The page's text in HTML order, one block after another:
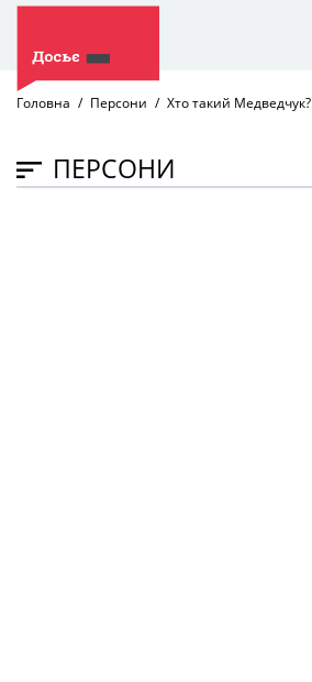
Головна Персони Хто такий Медведчук?
ПЕРСОНИ